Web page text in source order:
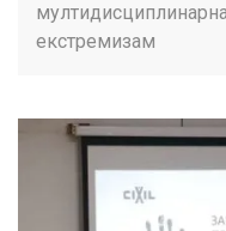
екстремизам